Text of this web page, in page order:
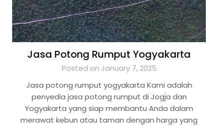
Jasa Potong Rumput Yogyakarta
Posted on January 7, 2025
Jasa potong rumput yogyakarta Kami adalah
penyedia jasa potong rumput di Jogja dan
Yogyakarta yang siap membantu Anda dalam
merawat kebun atau taman dengan harga yang